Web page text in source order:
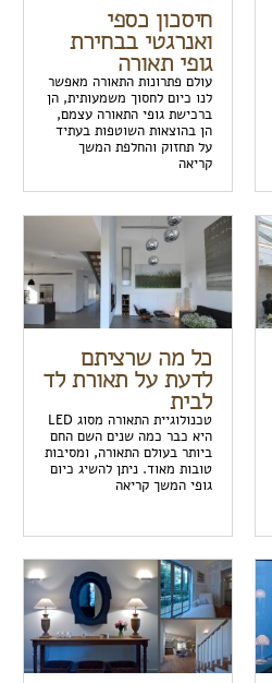
חיסכון כספי
ואנרגטי בבחירת
גופי תאורה
עולם פתרונות התאורה מאפשר
לנו כיום לחסוך משמעותית, הן
ברכישת גופי התאורה עצמם,
הן בהוצאות השוטפות בעתיד
על תחזוק והחלפת המשך
קריאה
כל מה שרציתם
לדעת על תאורת לד
לבית
טכנולוגיית התאורה מסוג LED
היא כבר כמה שנים השם החם
ביותר בעולם התאורה, ומסיבות
טובות מאוד. ניתן להשיג כיום
גופי המשך קריאה